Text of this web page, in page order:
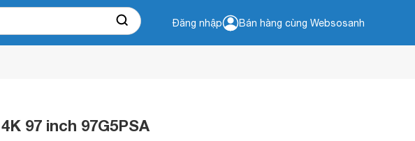
Đăng nhập Bán hàng cùng Websosanh
97 inch 97G5PSA